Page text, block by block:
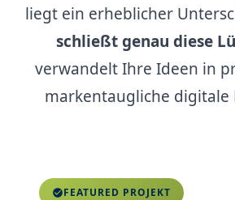
liegt ein erheblicher
schließt genau diese
verwandelt Ihre Ideen in
markentaugliche digitale
FEATURED PROJEKT